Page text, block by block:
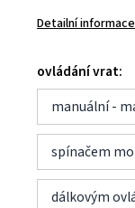
Detailní informace
ovládání vrat:
manuální -
spínačem
dálkovým